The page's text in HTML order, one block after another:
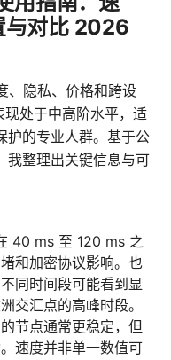
与对比 2026
、隐私、价格和跨设
处于中高阶水平，适
护的专业人群。基于公
我整理出关键信息与可
40 ms 至 120 ms 之
和加密协议影响。也
同时间段可能看到显
交汇点的高峰时段。
节点通常更稳定，但
速度并非单一数值可